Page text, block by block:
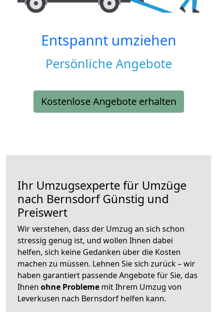
Entspannt umziehen
Persönliche Angebote
Kostenlose Angebote erhalten
Ihr Umzugsexperte für Umzüge
nach BernsdorfGünstig und
Preiswert
Wir verstehen, dass der Umzug an sich schon
stressig genug ist, und wollen Ihnen dabei
helfen, sich keine Gedanken über die Kosten
machen zu müssen. Lehnen Sie sich zurück – wir
haben garantiert passende Angebote für Sie, das
Ihnen ohne Probleme mit Ihrem Umzug von
Leverkusen nach Bernsdorf helfen kann.